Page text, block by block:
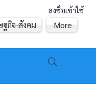
ลงชื่อเข้าใช้
ฐกิจ-สังคม More